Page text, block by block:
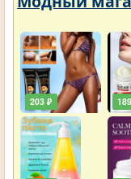
203 ₽